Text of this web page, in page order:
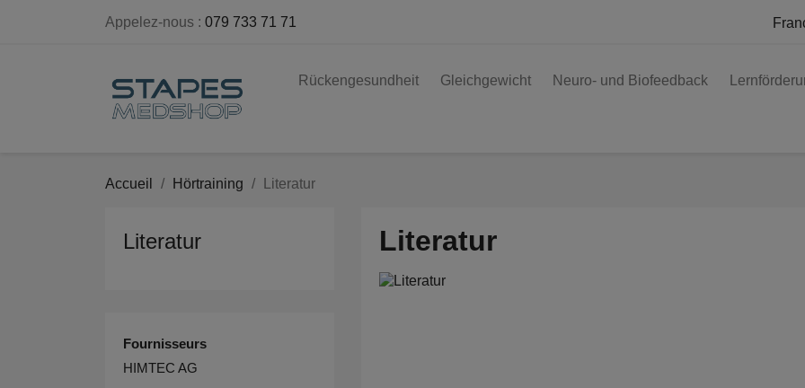
Appelez-nous : 079 733 71 71
Rückengesundheit Gleichgewicht Neuro- und Biofeedback
Accueil Hörtraining Literatur
Literatur
Fournisseurs
HIMTEC AG
Literatur